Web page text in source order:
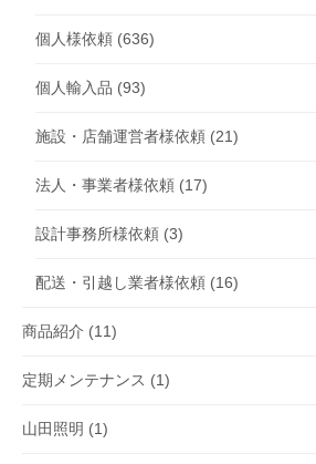
個人様依頼 (636)
個人輸入品 (93)
施設・店舗運営者様依頼 (21)
法人・事業者様依頼 (17)
設計事務所様依頼 (3)
配送・引越し業者様依頼 (16)
商品紹介 (11)
定期メンテナンス (1)
山田照明 (1)